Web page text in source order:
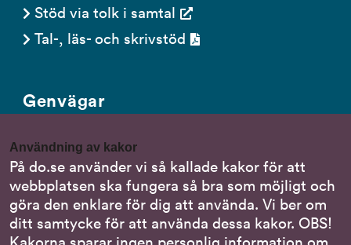
Användning av kakor
På do.se använder vi så kallade kakor för att
webbplatsen ska fungera så bra som möjligt och
göra den enklare för dig att använda. Vi ber om
ditt samtycke för att använda dessa kakor. OBS!
Stöd via tolk i samtal
Tal-, läs- och skrivstöd
Genvägar
Nationella minoritetsspråk
Om DO:s webbplats
Behandling av personuppgifter